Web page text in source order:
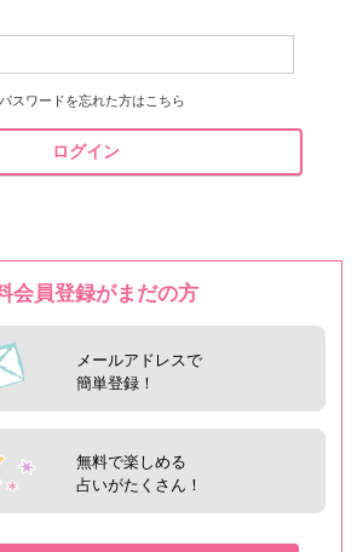
パスワードを忘れた方はこちら
ログイン
会員登録がまだの方
メールアドレスで
簡単登録！
無料で楽しめる
占いがたくさん！